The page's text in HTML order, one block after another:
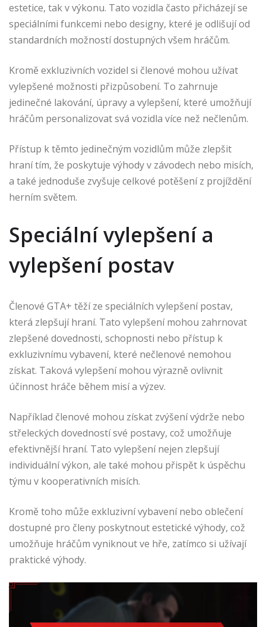
estetice, tak v výkonu. Tato vozidla často přicházejí se
speciálními funkcemi nebo designy, které je odlišují od
standardních možností dostupných všem hráčům.
Kromě exkluzivních vozidel si členové mohou užívat
vylepšené možnosti přizpůsobení. To zahrnuje
jedinečné lakování, úpravy a vylepšení, které umožňují
hráčům personalizovat svá vozidla více než nečlenům.
Přístup k těmto jedinečným vozidlům může zlepšit
hraní tím, že poskytuje výhody v závodech nebo misích,
a také jednoduše zvyšuje celkové potěšení z projíždění
herním světem.
Speciální vylepšení a
vylepšení postav
Členové GTA+ těží ze speciálních vylepšení postav,
která zlepšují hraní. Tato vylepšení mohou zahrnovat
zlepšené dovednosti, schopnosti nebo přístup k
exkluzivnímu vybavení, které nečlenové nemohou
získat. Taková vylepšení mohou výrazně ovlivnit
účinnost hráče během misí a výzev.
Například členové mohou získat zvýšení výdrže nebo
střeleckých dovedností své postavy, což umožňuje
efektivnější hraní. Tato vylepšení nejen zlepšují
individuální výkon, ale také mohou přispět k úspěchu
týmu v kooperativních misích.
Kromě toho může exkluzivní vybavení nebo oblečení
dostupné pro členy poskytnout estetické výhody, což
umožňuje hráčům vyniknout ve hře, zatímco si užívají
praktické výhody.